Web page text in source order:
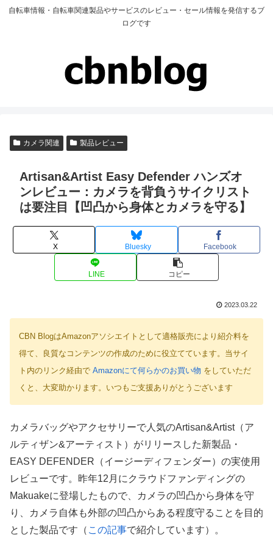
自転車情報・自転車関連製品やサービスのレビュー・セール情報を発信するブ
ログです
カメラ関連 製品レビュー
Artisan&Artist Easy Defender ハンズオ
ンレビュー：カメラを背負うサイクリスト
は要注目【凹凸から身体とカメラを守る】
X Bluesky Facebook
LINE コピー
2023.03.22
CBN BlogはAmazonアソシエイトとして適格販売により紹介料を
得て、良質なコンテンツの作成のために役立てています。当サイ
ト内のリンク経由で Amazonにて何らかのお買い物 をしていただ
くと、大変助かります。いつもご支援ありがとうございます
カメラバッグやアクセサリーで人気のArtisan&Artist（ア
ルティザン&アーティスト）がリリースした新製品・
EASY DEFENDER（イージーディフェンダー）の実使用
レビューです。昨年12月にクラウドファンディングの
Makuakeに登場したもので、カメラの凹凸から身体を守
り、カメラ自体も外部の凹凸からある程度守ることを目的
とした製品です（ この記事で紹介しています）。